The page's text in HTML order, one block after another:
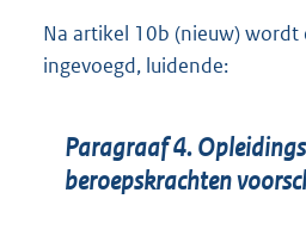
Na artikel 10b (nieuw) wordt
ingevoegd, luidende:
Paragraaf 4.
beroepskrachten